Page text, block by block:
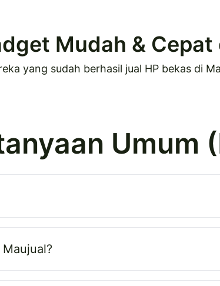
Mudah &
yang sudah berhasil jual HP bekas di
Umum